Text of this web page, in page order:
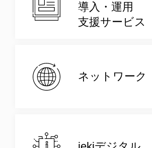
導入・運用
支援サービス
ネットワーク